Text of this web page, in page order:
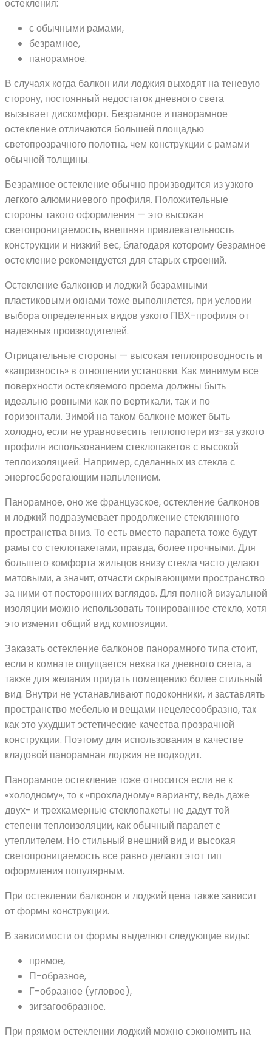
остекления:
с обычными рамами,
безрамное,
панорамное.
В случаях когда балкон или лоджия выходят на теневую
сторону, постоянный недостаток дневного света
вызывает дискомфорт. Безрамное и панорамное
остекление отличаются большей площадью
светопрозрачного полотна, чем конструкции с рамами
обычной толщины.
Безрамное остекление обычно производится из узкого
легкого алюминиевого профиля. Положительные
стороны такого оформления — это высокая
светопроницаемость, внешняя привлекательность
конструкции и низкий вес, благодаря которому безрамное
остекление рекомендуется для старых строений.
Остекление балконов и лоджий безрамными
пластиковыми окнами тоже выполняется, при условии
выбора определенных видов узкого ПВХ-профиля от
надежных производителей.
Отрицательные стороны — высокая теплопроводность и
«капризность» в отношении установки. Как минимум все
поверхности остекляемого проема должны быть
идеально ровными как по вертикали, так и по
горизонтали. Зимой на таком балконе может быть
холодно, если не уравновесить теплопотери из-за узкого
профиля использованием стеклопакетов с высокой
теплоизоляцией. Например, сделанных из стекла с
энергосберегающим напылением.
Панорамное, оно же французское, остекление балконов
и лоджий подразумевает продолжение стеклянного
пространства вниз. То есть вместо парапета тоже будут
рамы со стеклопакетами, правда, более прочными. Для
большего комфорта жильцов внизу стекла часто делают
матовыми, а значит, отчасти скрывающими пространство
за ними от посторонних взглядов. Для полной визуальной
изоляции можно использовать тонированное стекло, хотя
это изменит общий вид композиции.
Заказать остекление балконов панорамного типа стоит,
если в комнате ощущается нехватка дневного света, а
также для желания придать помещению более стильный
вид. Внутри не устанавливают подоконники, и заставлять
пространство мебелью и вещами нецелесообразно, так
как это ухудшит эстетические качества прозрачной
конструкции. Поэтому для использования в качестве
кладовой панорамная лоджия не подходит.
Панорамное остекление тоже относится если не к
«холодному», то к «прохладному» варианту, ведь даже
двух- и трехкамерные стеклопакеты не дадут той
степени теплоизоляции, как обычный парапет с
утеплителем. Но стильный внешний вид и высокая
светопроницаемость все равно делают этот тип
оформления популярным.
При остеклении балконов и лоджий цена также зависит
от формы конструкции.
В зависимости от формы выделяют следующие виды:
прямое,
П-образное,
Г-образное (угловое),
зигзагообразное.
При прямом остеклении лоджий можно сэкономить на